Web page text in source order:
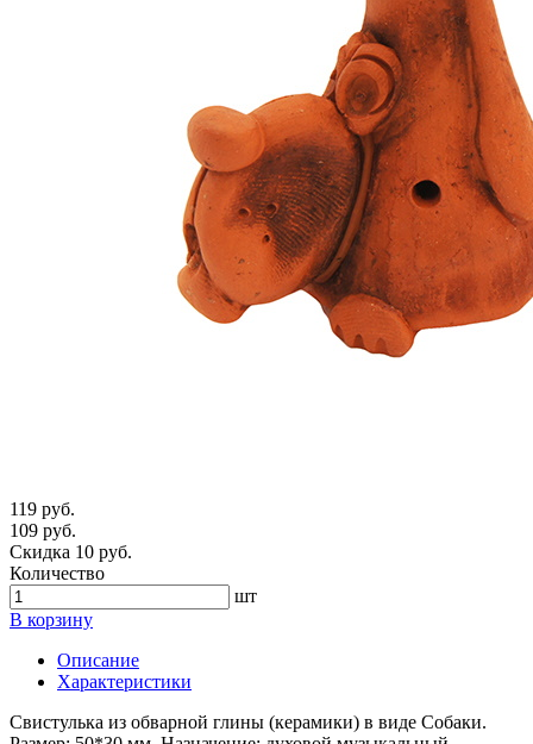
119 руб.
109 руб.
Скидка 10 руб.
Количество
шт
В корзину
Описание
Характеристики
Свистулька из обварной глины (керамики) в виде Собаки.